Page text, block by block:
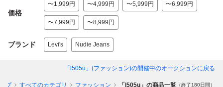
価格
〜1,999円 〜4,999円 〜5,999円 〜6,999円
〜7,999円 〜8,999円
ブランド Levi's Nudie Jeans
「l505u」(ファッション)の開催中のオークションに戻る
プ すべてのカテゴリ ファッション 「l505u」の商品一覧 （終了180日間）